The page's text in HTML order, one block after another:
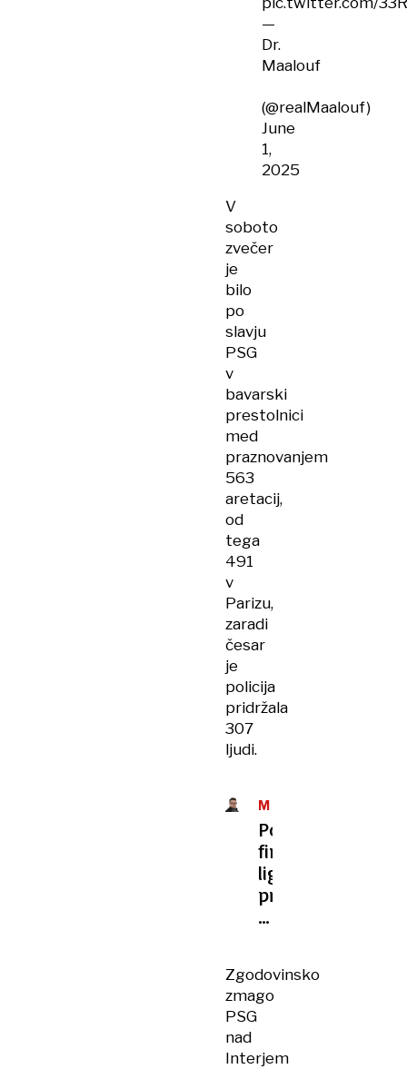
—
Dr.
Maalouf
(@realMaalouf)
June
1,
2025
V
soboto
zvečer
je
bilo
po
slavju
PSG
v
bavarski
prestolnici
med
praznovanjem
563
aretacij,
od
tega
491
v
Parizu,
zaradi
česar
je
policija
pridržala
307
ljudi.
MIHA
ŠTAMCAR
Po
finalu
lige
prvakov:
nogomet,
Orban
Zgodovinsko
zmago
PSG
nad
Interjem